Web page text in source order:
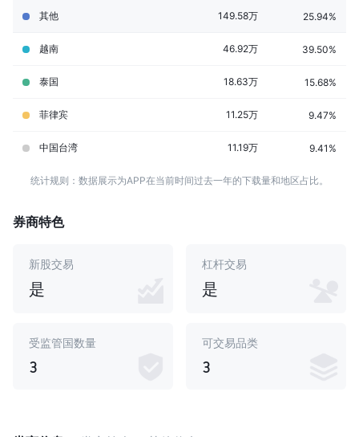
其他 149.58万 25.94%
越南 46.92万 39.50%
泰国 18.63万 15.68%
菲律宾 11.25万 9.47%
中国台湾 11.19万 9.41%
统计规则：数据展示为APP在当前时间过去一年的下载量和地区占比。
券商特色
新股交易
是
杠杆交易
是
受监管国数量
3
可交易品类
3